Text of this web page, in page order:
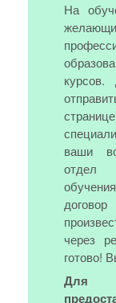
На
ваши
отдел
через
готово!
Для